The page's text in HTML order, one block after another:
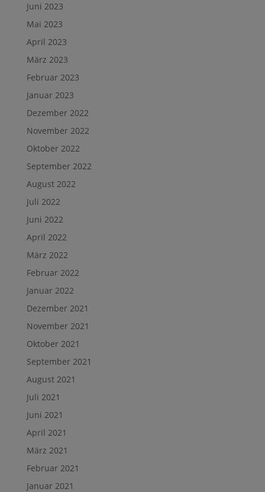
Juni 2023
Mai 2023
April 2023
März 2023
Februar 2023
Januar 2023
Dezember 2022
November 2022
Oktober 2022
September 2022
August 2022
Juli 2022
Juni 2022
April 2022
März 2022
Februar 2022
Januar 2022
Dezember 2021
November 2021
Oktober 2021
September 2021
August 2021
Juli 2021
Juni 2021
April 2021
März 2021
Februar 2021
Januar 2021